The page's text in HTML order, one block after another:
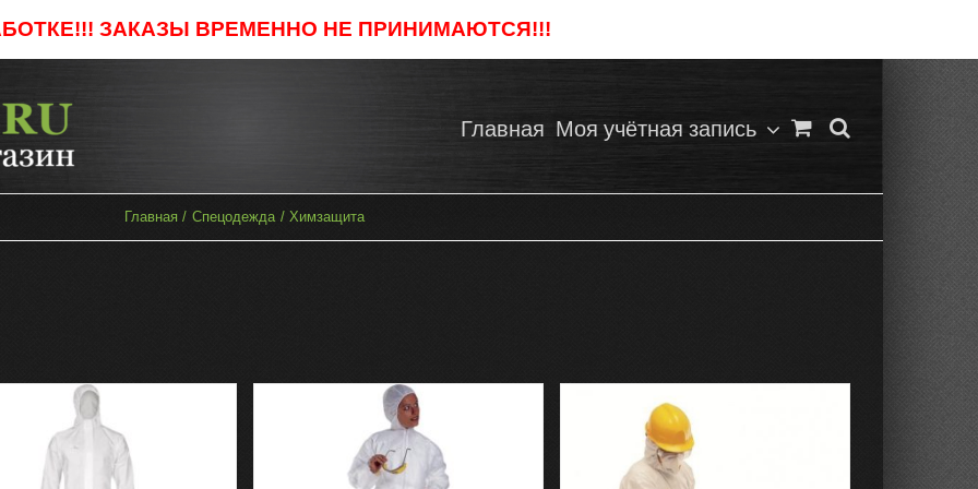
ЗАКАЗЫ ВРЕМЕННО НЕ ПРИНИМАЮТСЯ!!!
Главная Моя учётная запись
Главная Спецодежда Химзащита